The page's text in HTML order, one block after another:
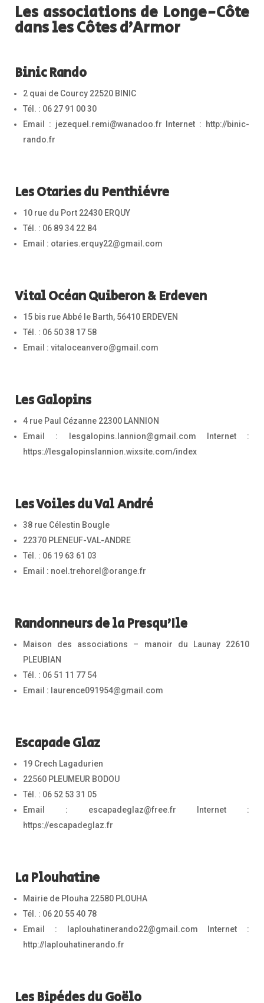
Les associations de Longe-Côte
dans les Côtes d’Armor
Binic Rando
2 quai de Courcy 22520 BINIC
Tél. : 06 27 91 00 30
Email : jezequel.remi@wanadoo.fr Internet : http://binic-
rando.fr
Les Otaries du Penthièvre
10 rue du Port 22430 ERQUY
Tél. : 06 89 34 22 84
Email : otaries.erquy22@gmail.com
Vital Océan Quiberon & Erdeven
15 bis rue Abbé le Barth, 56410 ERDEVEN
Tél. : 06 50 38 17 58
Email : vitaloceanvero@gmail.com
Les Galopins
4 rue Paul Cézanne 22300 LANNION
Email : lesgalopins.lannion@gmail.com Internet :
https://lesgalopinslannion.wixsite.com/index
Les Voiles du Val André
38 rue Célestin Bougle
22370 PLENEUF-VAL-ANDRE
Tél. : 06 19 63 61 03
Email : noel.trehorel@orange.fr
Randonneurs de la Presqu’Ile
Maison des associations – manoir du Launay 22610
PLEUBIAN
Tél. : 06 51 11 77 54
Email : laurence091954@gmail.com
Escapade Glaz
19 Crech Lagadurien
22560 PLEUMEUR BODOU
Tél. : 06 52 53 31 05
Email : escapadeglaz@free.fr Internet :
https://escapadeglaz.fr
La Plouhatine
Mairie de Plouha 22580 PLOUHA
Tél. : 06 20 55 40 78
Email : laplouhatinerando22@gmail.com Internet :
http://laplouhatinerando.fr
Les Bipèdes du Goëlo